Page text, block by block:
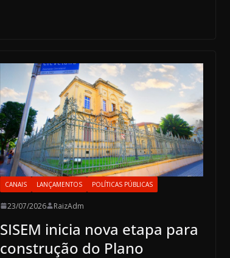
CANAIS LANÇAMENTOS POLÍTICAS PÚBLICAS
23/07/2026 RaizAdm
SISEM inicia nova etapa para
construção do Plano